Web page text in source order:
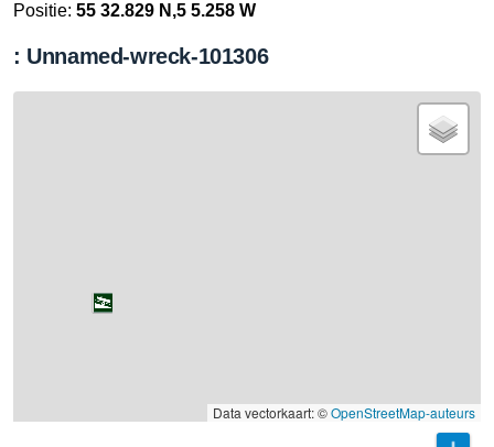
Positie: 55 32.829 N,5 5.258 W
: Unnamed-wreck-101306
Data vectorkaart: ©OpenStreetMap-auteurs